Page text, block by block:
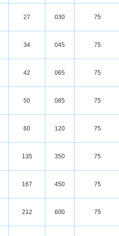
27 030 75
34 045 75
42 065 75
50 085 75
60 120 75
135 350 75
167 450 75
212 600 75